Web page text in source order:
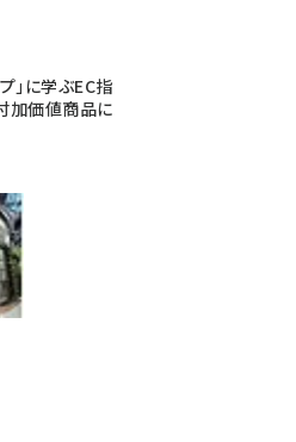
」に学ぶEC指
加価値商品に